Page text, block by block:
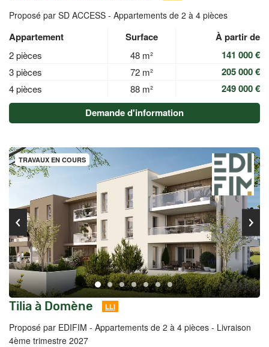
Proposé par SD ACCESS - Appartements de 2 à 4 pièces
Appartement Surface À partir de
2 pièces 48 m² 141 000 €
3 pièces 72 m² 205 000 €
4 pièces 88 m²
249 000 €
Demande d'information
TRAVAUX EN COURS
Tilia à Domène LLI
Proposé par EDIFIM - Appartements de 2 à 4 pièces - Livraison
4ème trimestre 2027